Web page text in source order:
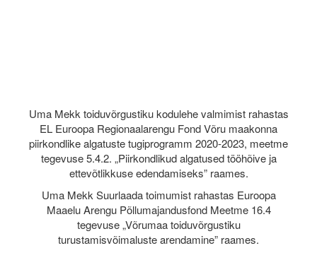
Uma Mekk toiduvõrgustiku kodulehe valmimist rahastas
EL Euroopa Regionaalarengu Fond Võru maakonna
piirkondlike algatuste tugiprogramm 2020-2023, meetme
tegevuse 5.4.2. „Piirkondlikud algatused tööhõive ja
ettevõtlikkuse edendamiseks” raames.
Uma Mekk Suurlaada toimumist rahastas Euroopa
Maaelu Arengu Põllumajandusfond Meetme 16.4
tegevuse „Võrumaa toiduvõrgustiku
turustamisvõimaluste arendamine” raames.